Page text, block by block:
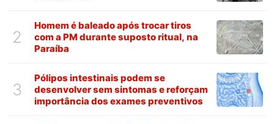
2
Homem é baleado após trocar tiros
com a PM durante suposto ritual, na
Paraíba
3
Pólipos intestinais podem se
desenvolver sem sintomas e reforçam
importância dos exames preventivos